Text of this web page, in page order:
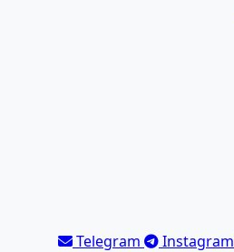
Telegram
Instagram